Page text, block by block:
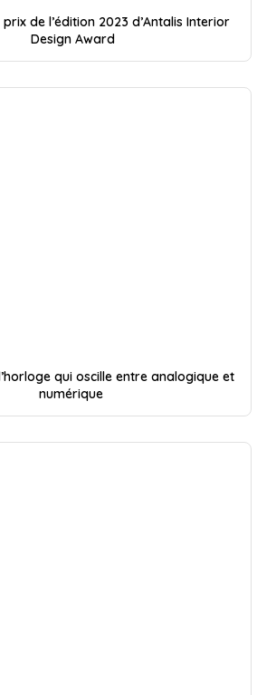
de l’édition 2023 d’Antalis Interior
Design Award
qui oscille entre analogique et
numérique